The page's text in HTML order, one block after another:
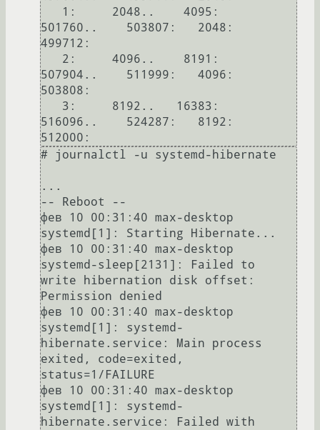
501760..    503807:   2048:
499712:
507904..    511999:   4096:
503808:
516096..    524287:   8192:
# journalctl -u systemd-hibernate
...
-- Reboot --
фев 10 00:31:40 max-desktop
systemd[1]: Starting Hibernate...
фев 10 00:31:40 max-desktop
systemd-sleep[2131]: Failed to
write hibernation disk offset:
Permission denied
фев 10 00:31:40 max-desktop
systemd[1]: systemd-
hibernate.service: Main process
exited, code=exited,
status=1/FAILURE
фев 10 00:31:40 max-desktop
systemd[1]: systemd-
hibernate.service: Failed with